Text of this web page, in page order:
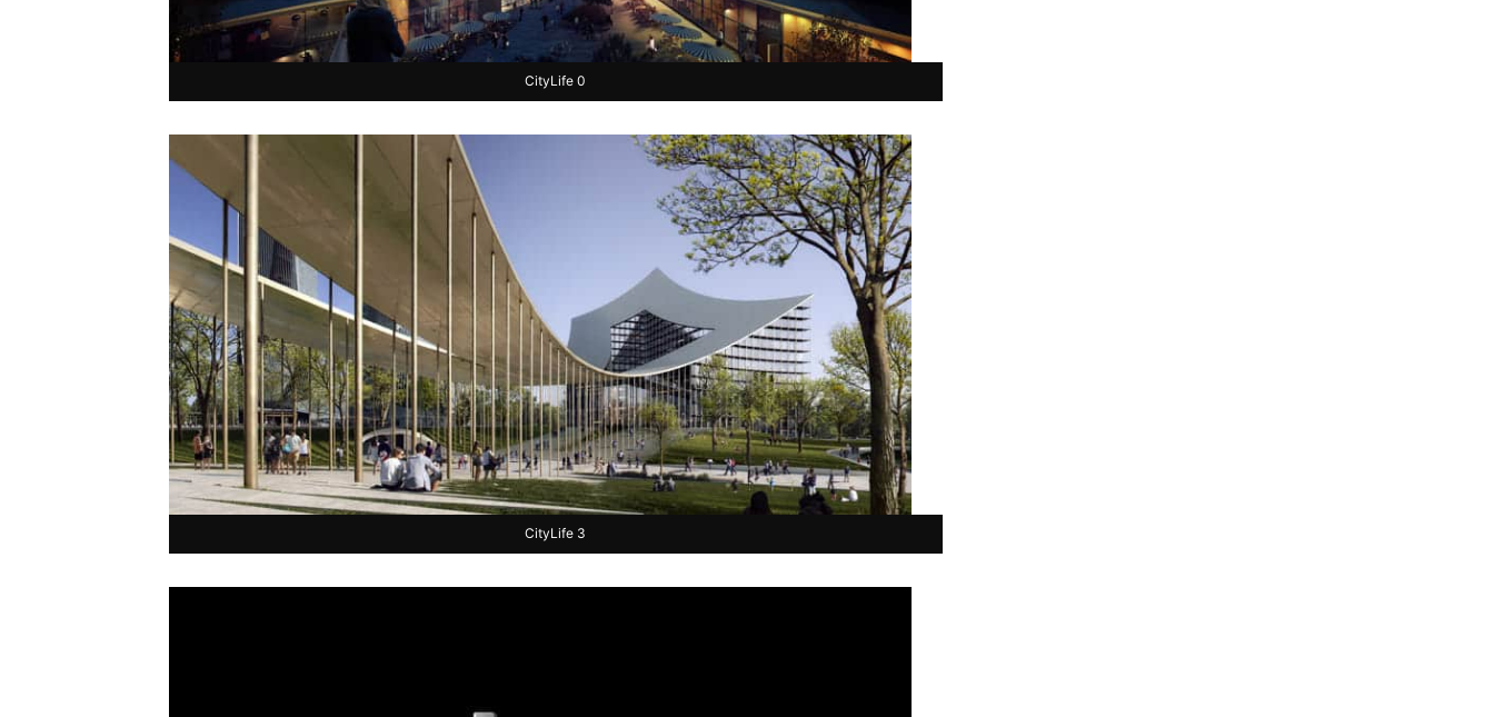
CityLife 0
CityLife 3